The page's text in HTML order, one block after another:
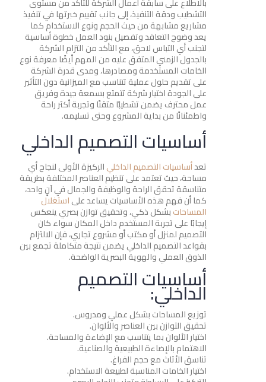
التشطيب ودقة التنفيذ، إلى جانب تقييم خبرتها في تنفيذ
مشاريع مشابهة من حيث الحجم ونوع الاستخدام كما
يعد وضوح التعاقد وتفصيل بنود العمل خطوة أساسية
لتجنب أي التباس لاحق، مع التأكد من التزام الشركة
بالجدول الزمني المتفق عليه من المهم أيضًا معرفة نوع
الخامات المستخدمة ومصادرها، ومدى قدرة الشركة
على تقديم حلول عملية تتناسب مع الميزانية دون التأثير
على الجودة اختيار شركة تتمتع بسمعة جيدة وفريق
عمل محترف يضمن تشطيبًا متقنًا وتجربة أكثر راحة
واطمئنانًا من بداية المشروع وحتى تسليمه.
أساسيات التصميم الداخلي
تعدأساسيات التصميم الداخليالركيزة الأولى لنجاح أي
مساحة، حيث تعتمد على تنظيم العناصر المختلفة بطريقة
متناسقة تحقق الراحة والوظيفة والجمال في آنٍ واحد،
كما أن فهم هذه الأساسيات يساعد علىاستغلال
المساحاتبشكل ذكي، وتحقيق توازن بصري ينعكس
إيجابًا على تجربة المستخدم داخل المكان سواء كان
التصميم لمنزل أو مكتب أو مشروع تجاري، فإن الالتزام
بقواعد التصميم الداخلي يضمن نتيجة متكاملة تجمع بين
الذوق العملي والهوية البصرية الواضحة.
أساسيات التصميم
الداخلي:
توزيع المساحات بشكل عملي ومدروس.
تحقيق التوازن بين العناصر والألوان.
اختيار الألوان بما يتناسب مع الإضاءة والمساحة.
الاهتمام بالإضاءة الطبيعية والصناعية.
تناسق الأثاث مع حجم الفراغ.
اختيار الخامات المناسبة لطبيعة الاستخدام.